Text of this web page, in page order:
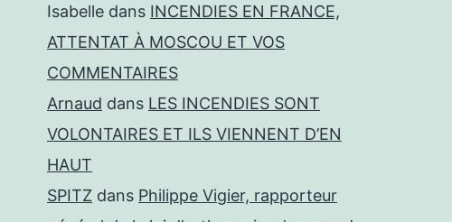
Isabelle dans INCENDIES EN FRANCE,
ATTENTAT À MOSCOU ET VOS
COMMENTAIRES
Arnaud dans LES INCENDIES SONT
VOLONTAIRES ET ILS VIENNENT D’EN
HAUT
SPITZ dans Philippe Vigier, rapporteur